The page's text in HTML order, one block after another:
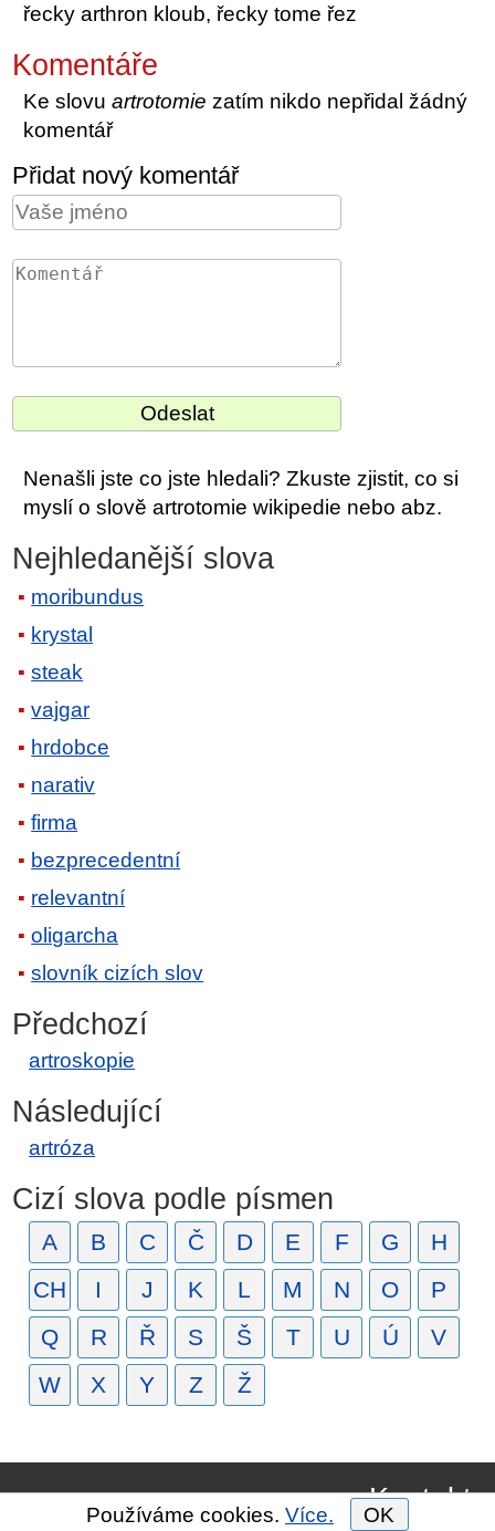
řecky arthron kloub, řecky tome řez
Komentáře
Ke slovuartrotomie zatím nikdo nepřidal žádný
komentář
Přidat nový komentář
Nenašli jste co jste hledali? Zkuste zjistit, co si
myslí o slově artrotomie wikipedie nebo abz.
Nejhledanější slova
moribundus
krystal
steak
vajgar
hrdobce
narativ
firma
bezprecedentní
relevantní
oligarcha
slovník cizích slov
Předchozí
artroskopie
Následující
artróza
Cizí slova podle písmen
A B C Č D E F G
H
CH
I J K L M N O
P
Q
R Ř S Š T U Ú
V
W
X Y Z Ž
Kontakt
Používáme cookies. Více. OK